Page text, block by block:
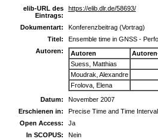
elib-URL des
Eintrags:
https://elib.dlr.de/58693/
Dokumentart:
Konferenzbeitrag (Vortrag)
Titel:
Ensemble time in GNSS -
Autoren:
Autoren
Suess, Matthias
Moudrak, Alexandre
Frolova, Elena
Datum:
November 2007
Erschienen in:
Precise Time and Time
Open Access:
Ja
In SCOPUS:
Nein